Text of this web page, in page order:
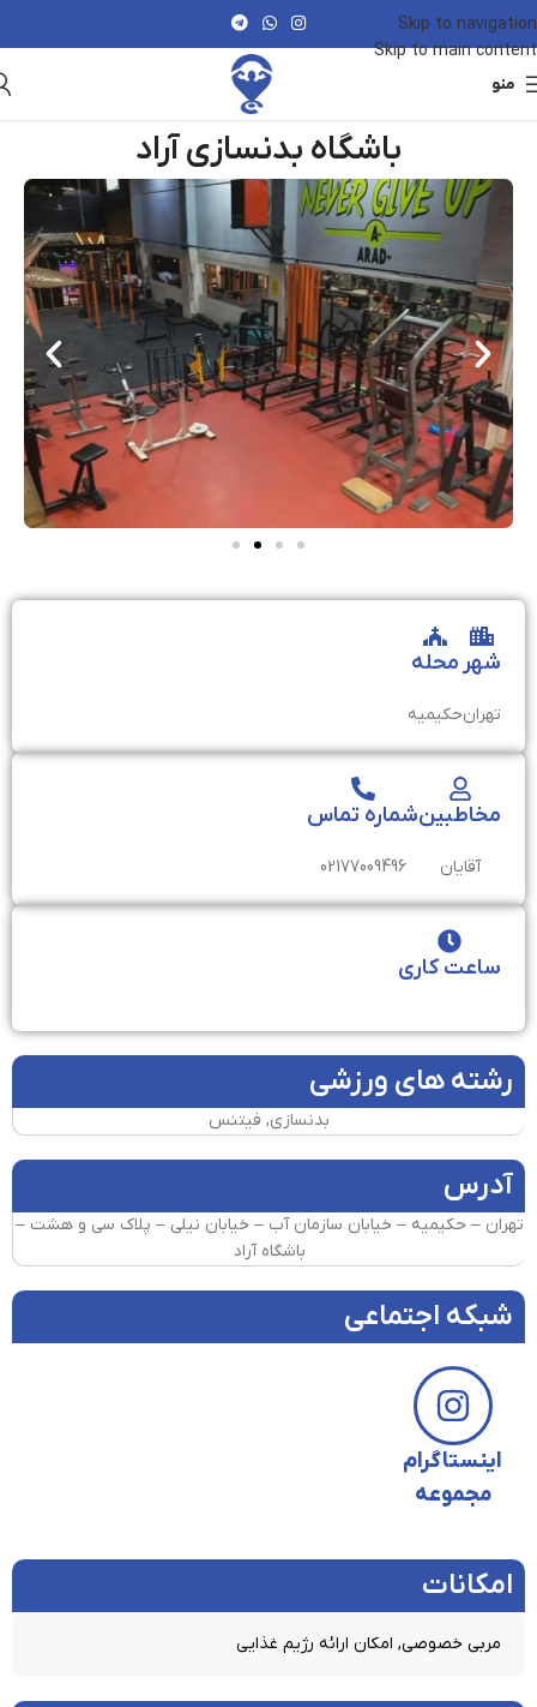
Skip to navigation
Skip to main content
منو
باشگاه بدنسازی آراد
شهر
تهران
محله
حکیمیه
مخاطبین
آقایان
شماره تماس
02177009496
ساعت کاری
رشته های ورزشی
بدنسازی, فیتنس
آدرس
تهران – حکیمیه – خیابان سازمان آب – خیابان نیلی – پلاک سی و هشت –
باشگاه آراد
شبکه اجتماعی
اینستاگرام
مجموعه
امکانات​
مربی خصوصی, امکان ارائه رژیم غذایی